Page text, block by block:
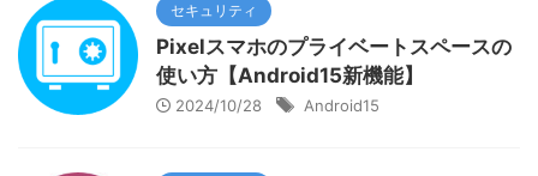
セキュリティ
Pixelスマホのプライベートスペースの
使い方【Android15新機能】
2024/10/28 Android15